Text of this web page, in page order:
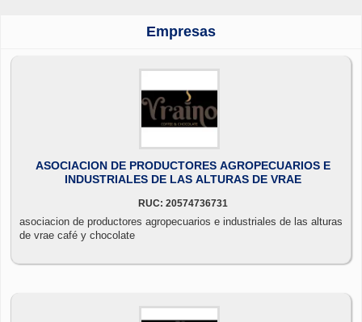
Empresas
ASOCIACION DE PRODUCTORES AGROPECUARIOS E
INDUSTRIALES DE LAS ALTURAS DE VRAE
RUC: 20574736731
asociacion de productores agropecuarios e industriales de las alturas
de vrae café y chocolate